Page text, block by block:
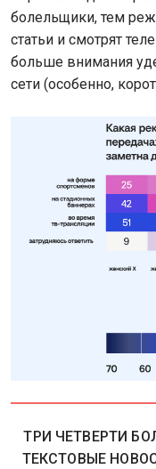
болельщики, тем
статьи и смотрят
больше внимания
сети (особенно,
ТРИ ЧЕТВЕРТИ
ТЕКСТОВЫЕ